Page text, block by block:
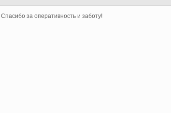
Спасибо за оперативность и заботу!